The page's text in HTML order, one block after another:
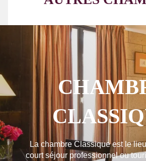
La chambre Classique est le
court séjour professionnel ou